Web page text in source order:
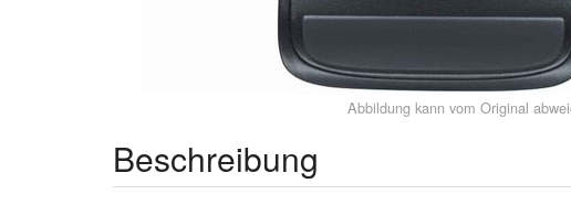
Abbildung kann vom Original
Beschreibung